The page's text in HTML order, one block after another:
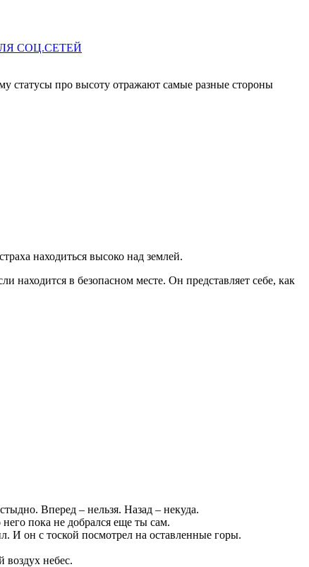
СОЦ.СЕТЕЙ
статусы про высоту отражают самые разные стороны
находиться высоко над землей.
в безопасном месте. Он представляет себе, как
Вперед – нельзя. Назад – некуда.
пока не добрался еще ты сам.
И он с тоской посмотрел на оставленные горы.
воздух небес.